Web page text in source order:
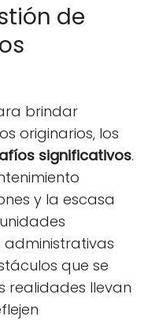
de
brindar
originarios, los
significativos.
y la escasa
administrativas
que se
realidades llevan